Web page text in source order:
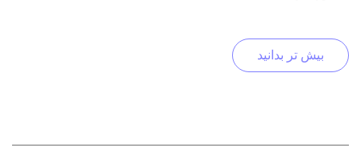
بیش تر بدانید